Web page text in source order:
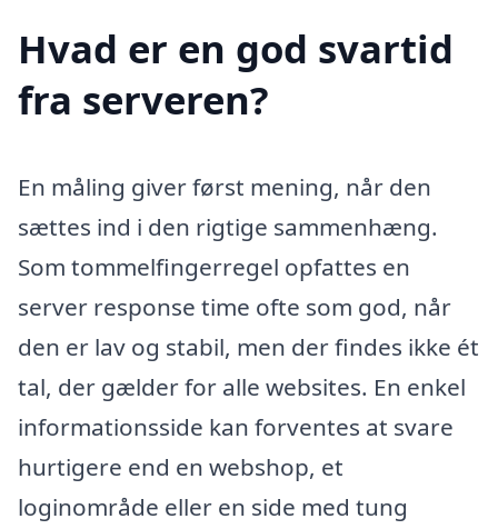
Hvad er en god svartid
fra serveren?
En måling giver først mening, når den
sættes ind i den rigtige sammenhæng.
Som tommelfingerregel opfattes en
server response time ofte som god, når
den er lav og stabil, men der findes ikke ét
tal, der gælder for alle websites. En enkel
informationsside kan forventes at svare
hurtigere end en webshop, et
loginområde eller en side med tung